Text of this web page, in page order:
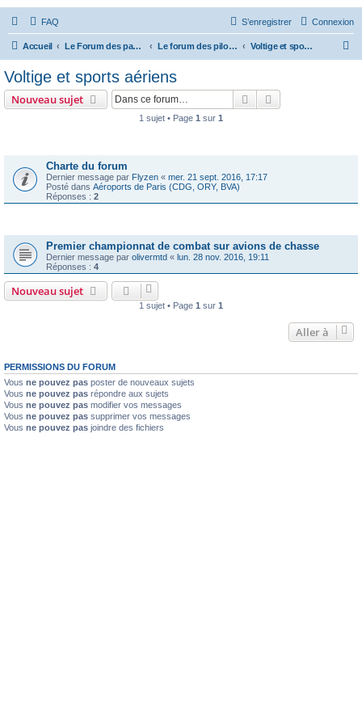
FAQ Connexion
S’enregistrer
Accueil Le Forum des passionnés d'aviation Le forum des pilotes privés Voltige et sports aériens
Voltige et sports aériens
Nouveau sujet Rechercher
1 sujet • Page 1 sur 1
Charte du forum
Dernier message par Flyzen « mer. 21 sept. 2016, 17:17
Posté dans Aéroports de Paris (CDG, ORY, BVA)
Réponses : 2
Premier championnat de combat sur avions de chasse
Dernier message par olivermtd « lun. 28 nov. 2016, 19:11
Réponses : 4
Nouveau sujet
1 sujet • Page 1 sur 1
Aller à
PERMISSIONS DU FORUM
Vous ne pouvez pas poster de nouveaux sujets
Vous ne pouvez pas répondre aux sujets
Vous ne pouvez pas modifier vos messages
Vous ne pouvez pas supprimer vos messages
Vous ne pouvez pas joindre des fichiers